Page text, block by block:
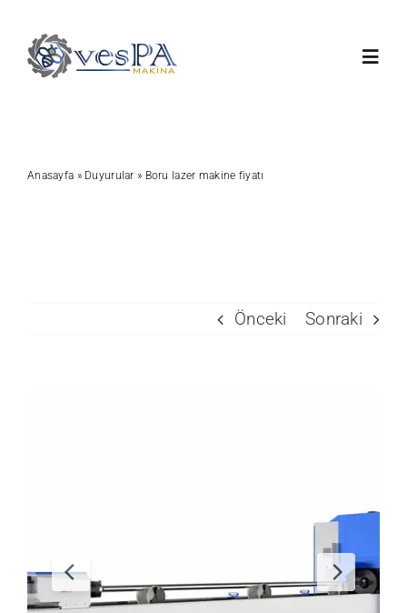
content
Anasayfa » Duyurular » Boru lazer makine fiyatı
Önceki Sonraki